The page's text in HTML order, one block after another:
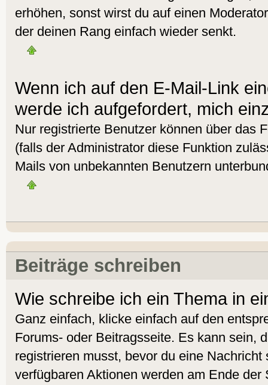
erhöhen, sonst wirst du auf einen
der deinen Rang einfach wieder senkt.
Wenn ich auf den E-Mail-Link
werde ich aufgefordert, mich
Nur registrierte Benutzer können über das
(falls der Administrator diese Funktion
Mails von unbekannten Benutzern
Beiträge schreiben
Wie schreibe ich ein Thema in
Ganz einfach, klicke einfach auf den
Forums- oder Beitragsseite. Es kann sein,
registrieren musst, bevor du eine
verfügbaren Aktionen werden am Ende